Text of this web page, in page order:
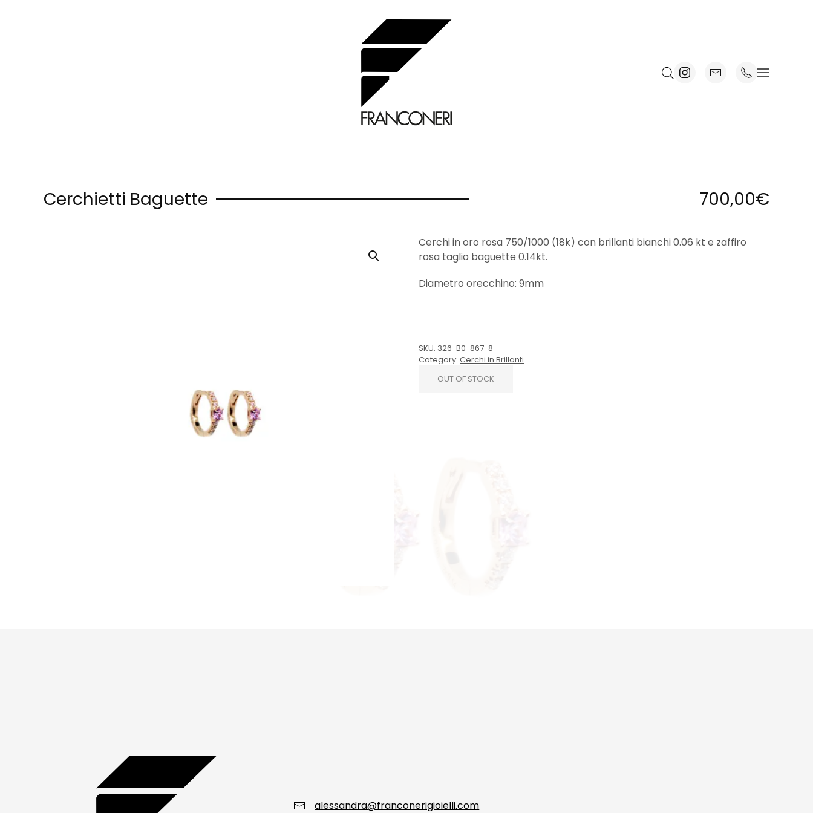
Cerchietti Baguette 700,00€
Cerchi in oro rosa 750/1000 (18k) con brillanti bianchi 0.06 kt e zaffiro
rosa taglio baguette 0.14kt.
Diametro orecchino: 9mm
SKU: 326-B0-867-8
Category: Cerchi in Brillanti
OUT OF STOCK
alessandra@franconerigioielli.com